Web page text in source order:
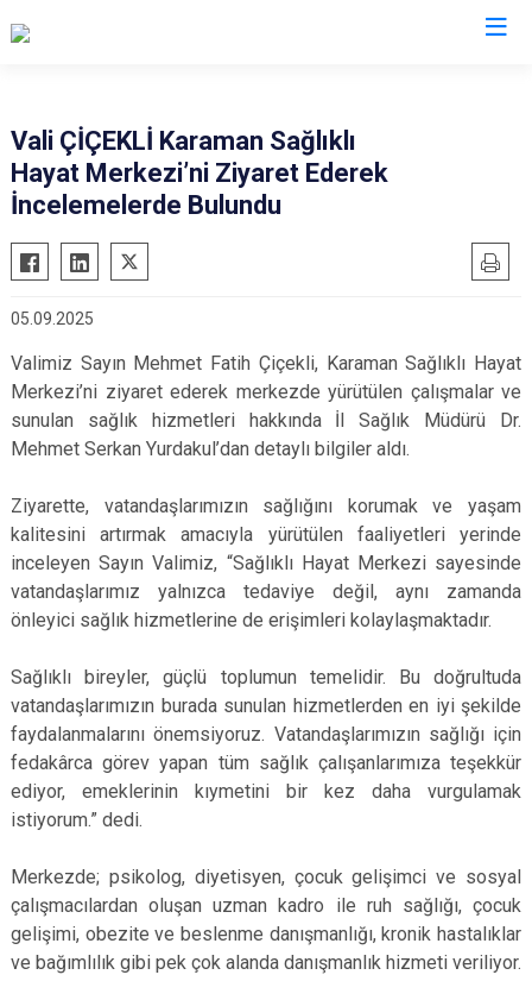
Vali ÇİÇEKLİ Karaman Sağlıklı
Hayat Merkezi’ni Ziyaret Ederek
İncelemelerde Bulundu
05.09.2025
Valimiz Sayın Mehmet Fatih Çiçekli, Karaman Sağlıklı Hayat
Merkezi’ni ziyaret ederek merkezde yürütülen çalışmalar ve
sunulan sağlık hizmetleri hakkında İl Sağlık Müdürü Dr.
Mehmet Serkan Yurdakul’dan detaylı bilgiler aldı.
Ziyarette, vatandaşlarımızın sağlığını korumak ve yaşam
kalitesini artırmak amacıyla yürütülen faaliyetleri yerinde
inceleyen Sayın Valimiz, “Sağlıklı Hayat Merkezi sayesinde
vatandaşlarımız yalnızca tedaviye değil, aynı zamanda
önleyici sağlık hizmetlerine de erişimleri kolaylaşmaktadır.
Sağlıklı bireyler, güçlü toplumun temelidir. Bu doğrultuda
vatandaşlarımızın burada sunulan hizmetlerden en iyi şekilde
faydalanmalarını önemsiyoruz. Vatandaşlarımızın sağlığı için
fedakârca görev yapan tüm sağlık çalışanlarımıza teşekkür
ediyor, emeklerinin kıymetini bir kez daha vurgulamak
istiyorum.” dedi.
Merkezde; psikolog, diyetisyen, çocuk gelişimci ve sosyal
çalışmacılardan oluşan uzman kadro ile ruh sağlığı, çocuk
gelişimi, obezite ve beslenme danışmanlığı, kronik hastalıklar
ve bağımlılık gibi pek çok alanda danışmanlık hizmeti veriliyor.